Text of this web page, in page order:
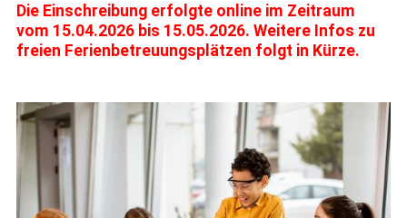
Die Einschreibung erfolgte online im Zeitraum
vom 15.04.2026 bis 15.05.2026. Weitere Infos zu
freien Ferienbetreuungsplätzen folgt in Kürze.